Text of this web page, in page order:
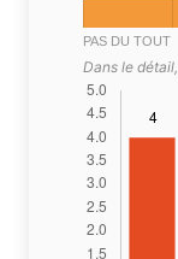
PAS DU TOUT
Dans le détail,